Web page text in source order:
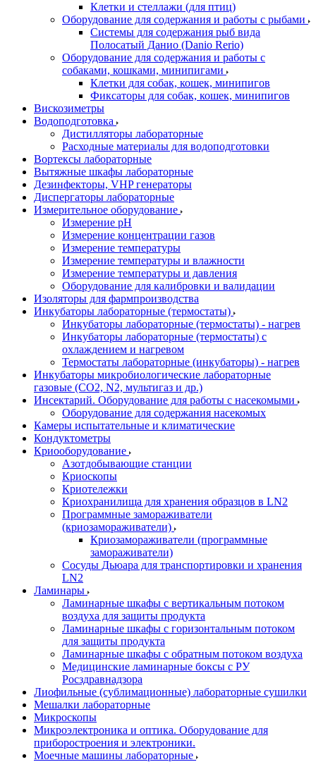
Клетки и стеллажи (для птиц)
Оборудование для содержания и работы с рыбами
Системы для содержания рыб вида
Полосатый Данио (Danio Rerio)
Оборудование для содержания и работы с
собаками, кошками, минипигами
Клетки для собак, кошек, минипигов
Фиксаторы для собак, кошек, минипигов
Вискозиметры
Водоподготовка
Дистилляторы лабораторные
Расходные материалы для водоподготовки
Вортексы лабораторные
Вытяжные шкафы лабораторные
Дезинфекторы, VHP генераторы
Диспергаторы лабораторные
Измерительное оборудование
Измерение pH
Измерение концентрации газов
Измерение температуры
Измерение температуры и влажности
Измерение температуры и давления
Оборудование для калибровки и валидации
Изоляторы для фармпроизводства
Инкубаторы лабораторные (термостаты)
Инкубаторы лабораторные (термостаты) - нагрев
Инкубаторы лабораторные (термостаты) с
охлаждением и нагревом
Термостаты лабораторные (инкубаторы) - нагрев
Инкубаторы микробиологические лабораторные
газовые (CO2, N2, мультигаз и др.)
Инсектарий. Оборудование для работы с насекомыми
Оборудование для содержания насекомых
Камеры испытательные и климатические
Кондуктометры
Криооборудование
Азотдобывающие станции
Криоскопы
Криотележки
Криохранилища для хранения образцов в LN2
Программные замораживатели
(криозамораживатели)
Криозамораживатели (программные
замораживатели)
Сосуды Дьюара для транспортировки и хранения
LN2
Ламинары
Ламинарные шкафы с вертикальным потоком
воздуха для защиты продукта
Ламинарные шкафы с горизонтальным потоком
для защиты продукта
Ламинарные шкафы с обратным потоком воздуха
Медицинские ламинарные боксы с РУ
Росздравнадзора
Лиофильные (сублимационные) лабораторные сушилки
Мешалки лабораторные
Микроскопы
Микроэлектроника и оптика. Оборудование для
приборостроения и электроники.
Моечные машины лабораторные